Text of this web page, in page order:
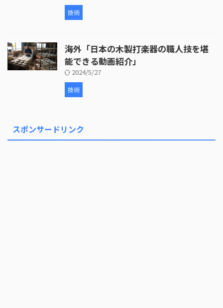
技術
海外「日本の木製打楽器の職人技を堪
能できる動画紹介」
2024/5/27
技術
スポンサードリンク